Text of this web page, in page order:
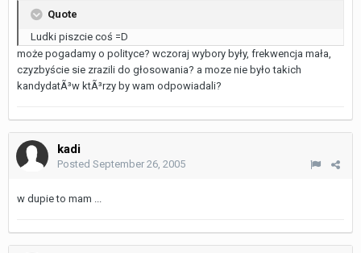
Quote
Ludki piszcie coś =D
może pogadamy o polityce? wczoraj wybory były, frekwencja mała,
czyzbyście sie zrazili do głosowania? a moze nie było takich
kandydatÃ³w ktÃ³rzy by wam odpowiadali?
kadi
Posted September 26, 2005
w dupie to mam ...